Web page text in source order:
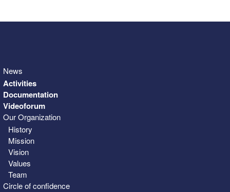
News
Activities
Documentation
Videoforum
Our Organization
History
Mission
Vision
Values
Team
Circle of confidence